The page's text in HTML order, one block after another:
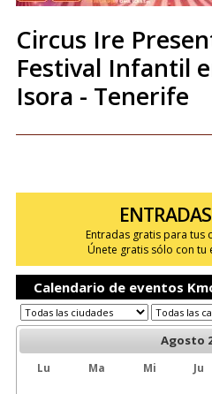
Circus Ire
Festival Infantil
Isora - Tenerife
Entradas gratis para tus
Únete gratis sólo con tu
Calendario de eventos
Agosto
Lu Ma Mi Ju